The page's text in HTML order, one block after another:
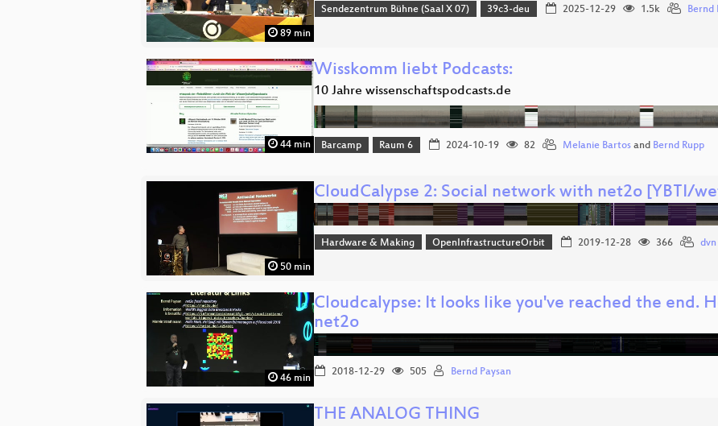
89 min
Sendezentrum Bühne (Saal X 07) 39c3-deu 2025-12-29 1.5k Bernd
44 min
Wisskomm liebt Podcasts:
10 Jahre wissenschaftspodcasts.de
Barcamp Raum 6 2024-10-19 82 Melanie Bartosand Bernd Rupp
50 min
CloudCalypse 2: Social network with net2o [YBTI/
Hardware & Making OpenInfrastructureOrbit 2019-12-28 366 dvn
46 min
Cloudcalypse: It looks like you've reached the end.
net2o
2018-12-29 505 Bernd Paysan
THE ANALOG THING